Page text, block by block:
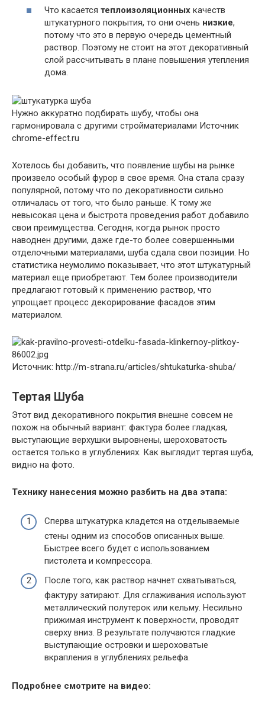
Что касается теплоизоляционных качеств
штукатурного покрытия, то они очень низкие,
потому что это в первую очередь цементный
раствор. Поэтому не стоит на этот декоративный
слой рассчитывать в плане повышения утепления
дома.
Нужно аккуратно подбирать шубу, чтобы она
гармонировала с другими стройматериалами Источник
chrome-effect.ru
Хотелось бы добавить, что появление шубы на рынке
произвело особый фурор в свое время. Она стала сразу
популярной, потому что по декоративности сильно
отличалась от того, что было раньше. К тому же
невысокая цена и быстрота проведения работ добавило
свои преимущества. Сегодня, когда рынок просто
наводнен другими, даже где-то более совершенными
отделочными материалами, шуба сдала свои позиции. Но
статистика неумолимо показывает, что этот штукатурный
материал еще приобретают. Тем более производители
предлагают готовый к применению раствор, что
упрощает процесс декорирование фасадов этим
материалом.
Источник: http://m-strana.ru/articles/shtukaturka-shuba/
Тертая Шуба
Этот вид декоративного покрытия внешне совсем не
похож на обычный вариант: фактура более гладкая,
выступающие верхушки выровнены, шероховатость
остается только в углублениях. Как выглядит тертая шуба,
видно на фото.
Технику нанесения можно разбить на два этапа:
Сперва штукатурка кладется на отделываемые
стены одним из способов описанных выше.
Быстрее всего будет с использованием
пистолета и компрессора.
После того, как раствор начнет схватываться,
фактуру затирают. Для сглаживания используют
металлический полутерок или кельму. Несильно
прижимая инструмент к поверхности, проводят
сверху вниз. В результате получаются гладкие
выступающие островки и шероховатые
вкрапления в углублениях рельефа.
Подробнее смотрите на видео: